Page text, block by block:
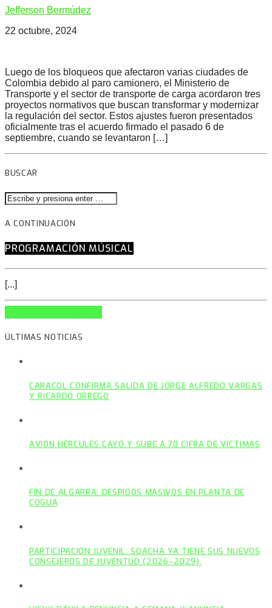
Jefferson Bermúdez
22 octubre, 2024
Luego de los bloqueos que afectaron varias ciudades de
Colombia debido al paro camionero, el Ministerio de
Transporte y el sector de transporte de carga acordaron tres
proyectos normativos que buscan transformar y modernizar
la regulación del sector. Estos ajustes fueron presentados
oficialmente tras el acuerdo firmado el pasado 6 de
septiembre, cuando se levantaron […]
BUSCAR
A CONTINUACIÓN
PROGRAMACIÓN MÚSICAL
[...]
ÚLTIMAS NOTICIAS
CARACOL CONFIRMA SALIDA DE JORGE ALFREDO VARGAS
Y RICARDO ORREGO
AVIÓN HÉRCULES CAYÓ Y SUBE A 70 CIFRA DE VÍCTIMAS
FIN DE ALGARRA: DESPIDOS MASIVOS EN PLANTA DE
COGUA
PARTICIPACIÓN JUVENIL: SOACHA YA TIENE SUS NUEVOS
CONSEJEROS DE JUVENTUD (2026–2029).